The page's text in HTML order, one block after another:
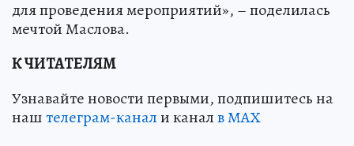
для проведения мероприятий», – поделилась
мечтой Маслова.
К ЧИТАТЕЛЯМ
Узнавайте новости первыми, подпишитесь на
наштелеграм-канали каналв МАХ